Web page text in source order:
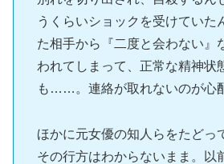
うくらいショックを受けていた
た相手から『二度と会わない』
われてしまって、正常な精神状
も……。連絡が取れないのが心
ほかに元女優の知人らをたどっ
その行方はわからないまま。以